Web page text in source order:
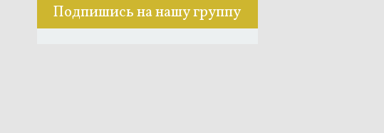
Подпишись на нашу группу